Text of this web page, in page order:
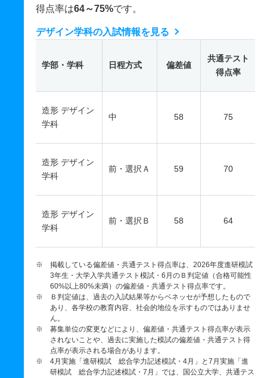
得点率は64～75%です。
デザイン学科の入試情報を見る
学部・学科 日程方式 偏差値
共通テスト
得点率
造形 デザイン
学科
中 58 75
造形 デザイン
学科
前・選択Ａ 59 70
造形 デザイン
学科
前・選択Ｂ 58 64
※ 掲載している偏差値・共通テスト得点率は、2026年度進研模試
3年生・大学入学共通テスト模試・6月のＢ判定値（合格可能性
60%以上80%未満）の偏差値・共通テスト得点率です。
※ Ｂ判定値は、過去の入試結果等からベネッセが予想したもので
あり、各学校の教育内容、社会的地位を示すものではありませ
ん。
※ 募集単位の変更などにより、偏差値・共通テスト得点率が表示
されないことや、過去に実施した模試の偏差値・共通テスト得
点率が表示される場合があります。
※ 4月実施「進研模試 総合学力記述模試・4月」と7月実施「進
研模試 総合学力記述模試・7月」では、国公立大学、共通テス